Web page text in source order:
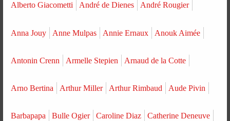
Alberto Giacometti André de Dienes André Rougier
Anna Jouy Anne Mulpas Annie Ernaux Anouk Aimée
Antonin Crenn Armelle Stepien Arnaud de la Cotte
Arno Bertina Arthur Miller Arthur Rimbaud Aude Pivin
Barbapapa Bulle Ogier Caroline Diaz Catherine Deneuve